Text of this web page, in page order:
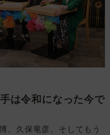
は令和になった今で
、久保竜彦、そしてもう